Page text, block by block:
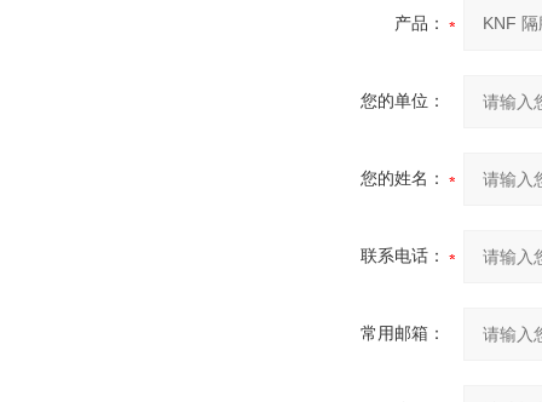
产品：
您的单位：
您的姓名：
联系电话：
常用邮箱：